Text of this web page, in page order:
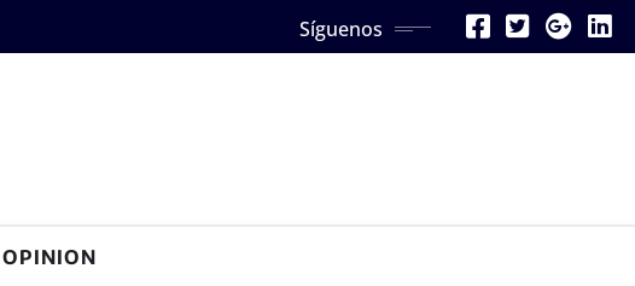
Síguenos
OPINION